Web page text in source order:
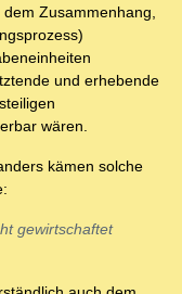
Zusammenhang,
und erhebende
wären.
kämen solche
gewirtschaftet